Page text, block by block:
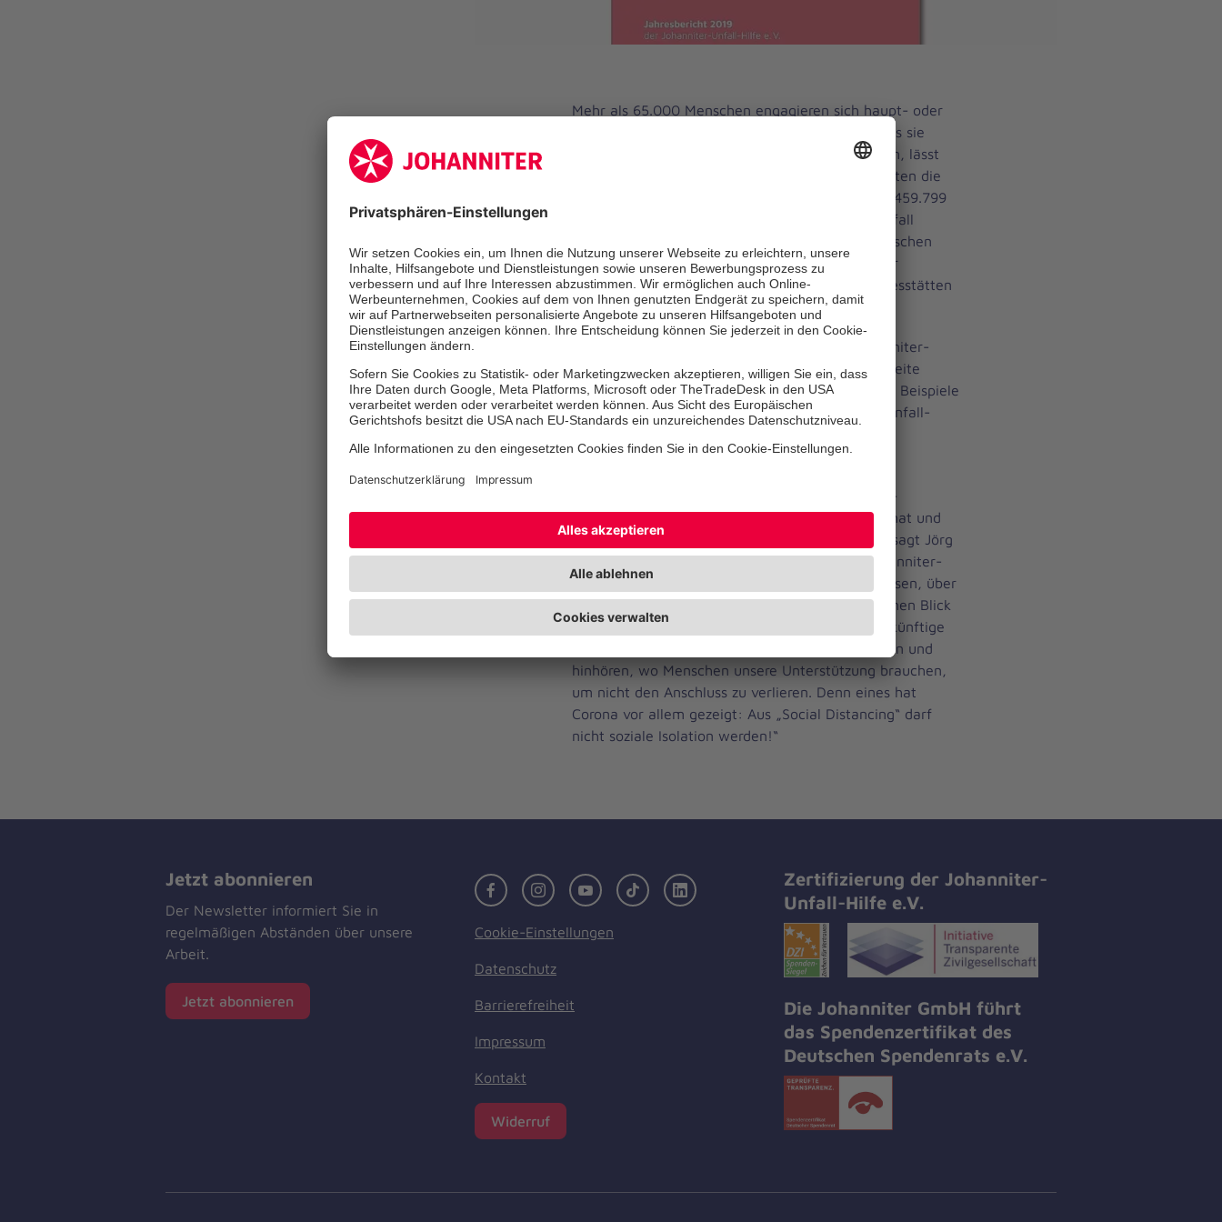
Mehr als 65.000 Menschen engagieren sich haupt- oder
ehrenamtlich bei der Johanniter-Unfall-Hilfe. Was sie
dabei allein im vergangenen Jahr geleistet haben, lässt
sich an diesen Zahlen ablesen: 746.584 Mal rückten die
Rettungskräfte der Johanniter zu Einsätzen aus. 459.799
Menschen haben bei uns gelernt, wie sie im Notfall
richtig Erste Hilfe leisten. Mehr als 200.000 Menschen
nutzen den Johanniter-Hausnotruf. 31.960 Kinder
betreuen wir in unseren mehr als 450 Kindertagesstätten
bundesweit.
Der aktuell erschienene Jahresbericht der Johanniter-
Unfall-Hilfe gibt einen Überblick über die Bandbreite
unserer Aktivitäten und stellen anhand konkreter Beispiele
unsere Arbeit vor Ort vor. Denn die Johanniter-Unfall-
Blaulichtorganisation.
„Wir alle stehen unter dem Eindruck der Corona-
Pandemie, die unseren Alltag massiv verändert hat und
uns weiter vor große Herausforderungen stellt“, sagt Jörg
Lüssem, Mitglied des Bundesvorstandes der Johanniter-
Unfall-Hilfe. „Es wäre daher kaum möglich gewesen, über
das vergangene Jahr zu berichten, ohne auch einen Blick
darauf zu werfen, was uns Corona für unsere zukünftige
Arbeit lehrt: Mehr denn je müssen wir hinschauen und
hinhören, wo Menschen unsere Unterstützung brauchen,
um nicht den Anschluss zu verlieren. Denn eines hat
Corona vor allem gezeigt: Aus „Social Distancing“ darf
nicht soziale Isolation werden!“
Jetzt abonnieren
Der Newsletter informiert Sie in
regelmäßigen Abständen über unsere
Arbeit.
Jetzt abonnieren
FacebookInstagramYoutubeTikTok LinkedIn
Cookie-Einstellungen
Datenschutz
Barrierefreiheit
Impressum
Kontakt
Widerruf
Zertifizierung der Johanniter-
Unfall-Hilfe e.V.
Die Johanniter GmbH führt
das Spendenzertifikat des
Deutschen Spendenrats e.V.